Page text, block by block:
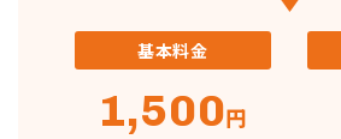
基本料金
1,500円